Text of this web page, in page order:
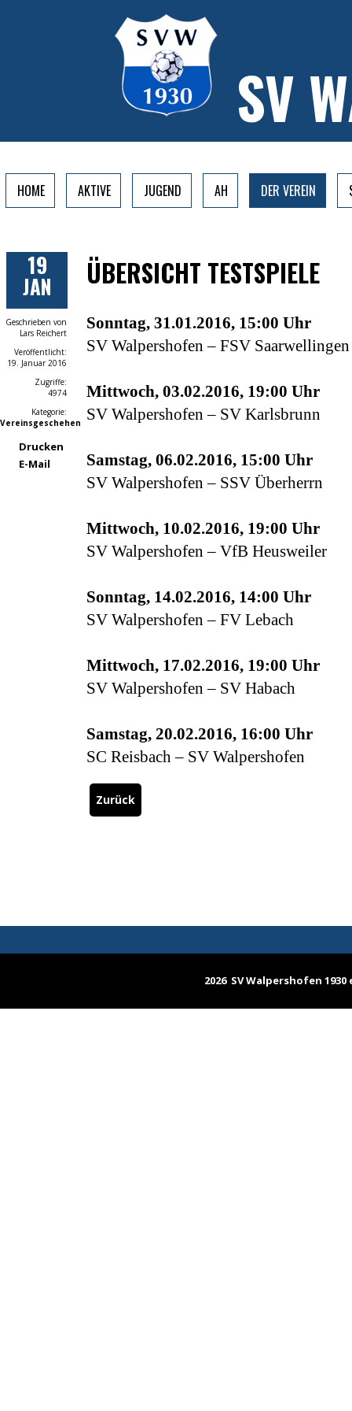
SV
HOME AKTIVE JUGEND AH DER VEREIN
19
JAN
Geschrieben von
Lars Reichert
Veröffentlicht:
19. Januar 2016
Zugriffe:
4974
Kategorie:
Vereinsgeschehen
Drucken
E-Mail
ÜBERSICHT TESTSPIELE
Sonntag, 31.01.2016, 15:00 Uhr
SV Walpershofen – FSV Saarwellingen
Mittwoch, 03.02.2016, 19:00 Uhr
SV Walpershofen – SV Karlsbrunn
Samstag, 06.02.2016, 15:00 Uhr
SV Walpershofen – SSV Überherrn
Mittwoch, 10.02.2016, 19:00 Uhr
SV Walpershofen – VfB Heusweiler
Sonntag, 14.02.2016, 14:00 Uhr
SV Walpershofen – FV Lebach
Mittwoch, 17.02.2016, 19:00 Uhr
SV Walpershofen – SV Habach
Samstag, 20.02.2016, 16:00 Uhr
SC Reisbach – SV Walpershofen
Zurück
2026 SV Walpershofen